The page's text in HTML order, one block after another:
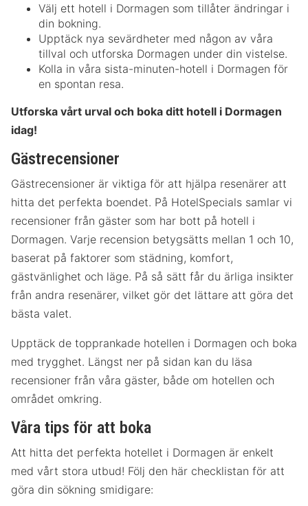
Välj ett hotell i Dormagen som tillåter ändringar i
din bokning.
Upptäck nya sevärdheter med någon av våra
tillval och utforska Dormagen under din vistelse.
Kolla in våra sista-minuten-hotell i Dormagen för
en spontan resa.
Utforska vårt urval och boka ditt hotell i Dormagen
idag!
Gästrecensioner
Gästrecensioner är viktiga för att hjälpa resenärer att
hitta det perfekta boendet. På HotelSpecials samlar vi
recensioner från gäster som har bott på hotell i
Dormagen. Varje recension betygsätts mellan 1 och 10,
baserat på faktorer som städning, komfort,
gästvänlighet och läge. På så sätt får du ärliga insikter
från andra resenärer, vilket gör det lättare att göra det
bästa valet.
Upptäck de topprankade hotellen i Dormagen och boka
med trygghet. Längst ner på sidan kan du läsa
recensioner från våra gäster, både om hotellen och
området omkring.
Våra tips för att boka
Att hitta det perfekta hotellet i Dormagen är enkelt
med vårt stora utbud! Följ den här checklistan för att
göra din sökning smidigare: